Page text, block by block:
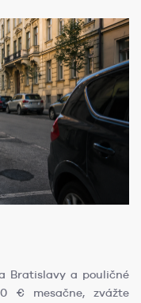
Bratislavy a pouličné
€ mesačne, zvážte